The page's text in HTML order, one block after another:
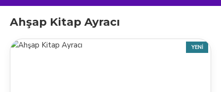
Ahşap Kitap Ayracı
YENI